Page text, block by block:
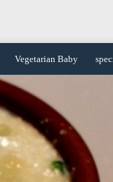
Vegetarian Baby